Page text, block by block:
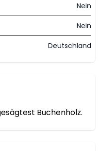
Nein
Nein
Deutschland
Buchenholz.